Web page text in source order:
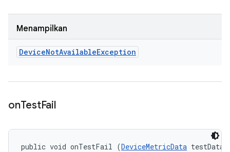
Menampilkan
DeviceNotAvailableException
onTestFail
public void onTestFail (DeviceMetricData